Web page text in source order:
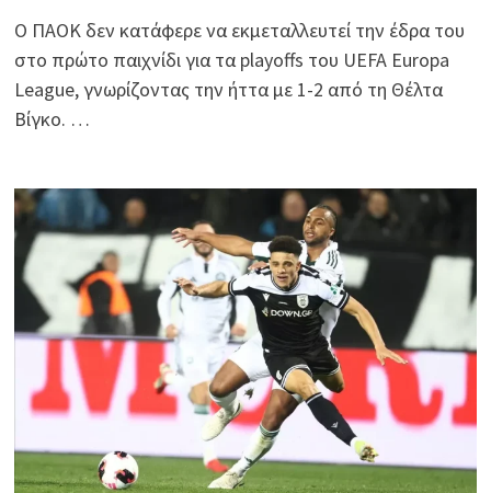
Ο ΠΑΟΚ δεν κατάφερε να εκμεταλλευτεί την έδρα του
στο πρώτο παιχνίδι για τα playoffs του UEFA Europa
League, γνωρίζοντας την ήττα με 1-2 από τη Θέλτα
Βίγκο. …